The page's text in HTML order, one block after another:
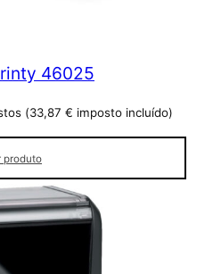
46025
(33,87 € imposto incluído)
produto